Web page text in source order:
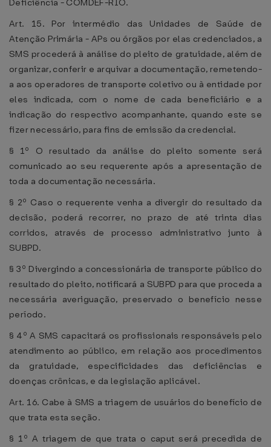
Deficiência - COMDEF-RIO.
Art. 15. Por intermédio das Unidades de Saúde de
Atenção Primária - APs ou órgãos por elas credenciados, a
SMS procederá à análise do pleito de gratuidade, além de
organizar, conferir e arquivar a documentação, remetendo-
a aos operadores de transporte coletivo ou à entidade por
eles indicada, com o nome de cada beneficiário e a
indicação do respectivo acompanhante, quando este se
fizer necessário, para fins de emissão da credencial.
§ 1º O resultado da análise do pleito somente será
comunicado ao seu requerente após a apresentação de
toda a documentação necessária.
§ 2º Caso o requerente venha a divergir do resultado da
decisão, poderá recorrer, no prazo de até trinta dias
corridos, através de processo administrativo junto à
SUBPD.
§ 3º Divergindo a concessionária de transporte público do
resultado do pleito, notificará a SUBPD para que proceda a
necessária averiguação, preservado o benefício nesse
período.
§ 4º A SMS capacitará os profissionais responsáveis pelo
atendimento ao público, em relação aos procedimentos
da gratuidade, especificidades das deficiências e
doenças crônicas, e da legislação aplicável.
Art. 16. Cabe à SMS a triagem de usuários do benefício de
que trata esta seção.
§ 1º A triagem de que trata o caput será precedida de